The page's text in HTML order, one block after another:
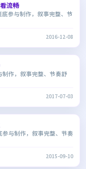
流畅
参与制作，叙事完整、节
2016-12-08
制作，叙事完整、节奏舒
2017-07-03
参与制作，叙事完整、节奏
2015-09-10